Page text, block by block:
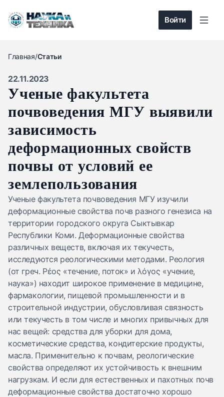
Войти
Главная/Статьи
22.11.2023
Ученые факультета
почвоведения МГУ выявили
зависимость
деформационных свойств
почвы от условий ее
землепользования
Ученые факультета почвоведения МГУ изучили
деформационные свойства почв разного генезиса на
территории городского округа Сыктывкар
Республики Коми. Деформационные свойства
различных веществ, включая их текучесть,
исследуются реологическими методами. Реология
(от греч. Ρέος «течение, поток» и λόγος «учение,
наука») находит широкое применение в медицине,
фармакологии, пищевой промышленности и в
строительной индустрии, обусловливая связность
или текучесть в том числе и многих привычных для
нас вещей: средства для уборки для дома,
косметические средства, кондитерские продукты,
масла. Применительно к почвам, реологические
свойства определяют их устойчивость к внешним
нагрузкам. И если для естественных и пахотных почв
деформационные свойства достаточно хорошо